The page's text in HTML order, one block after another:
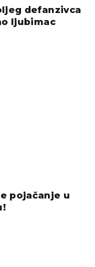
defanzivca
ljubimac
pojačanje u